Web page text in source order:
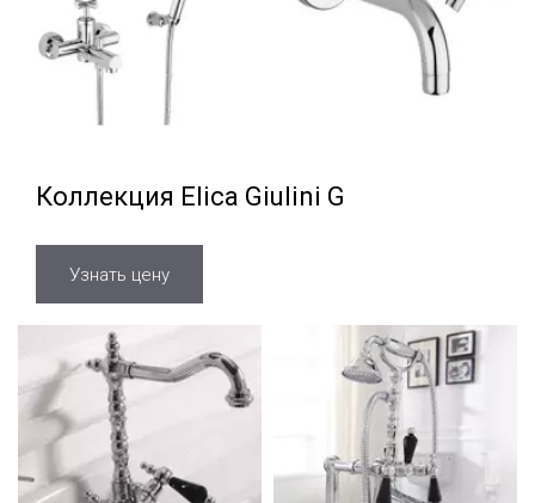
Коллекция Elica Giulini G
Узнать цену